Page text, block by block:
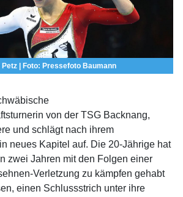
Petz | Foto: Pressefoto Baumann
von der TSG Backnang,
und schlägt nach ihrem
neues Kapitel auf. Die 20-Jährige hat
zwei Jahren mit den Folgen einer
Verletzung zu kämpfen gehabt
einen Schlussstrich unter ihre